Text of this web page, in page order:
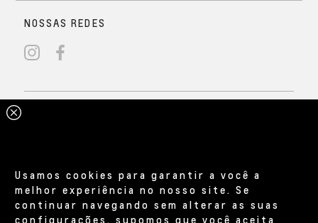
Usamos cookies para garantir a você a
melhor experiência no nosso site. Se
continuar navegando sem alterar as suas
configurações, supomos que você aceita